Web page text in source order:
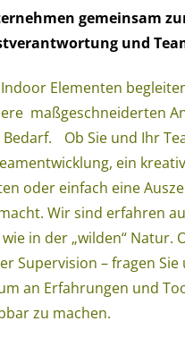
gemeinsam
und
Elementen
maßgeschneiderten
Ob Sie und Ihr
ein
oder einfach eine
Wir sind erfahren
in der „wilden“ Natur.
Supervision – fragen Sie
an Erfahrungen und
zu machen.